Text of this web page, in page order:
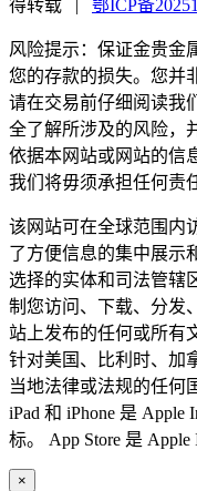
得转载 鄂ICP备
风险提示：保证金贵金
您的存款的损失。您并
请在交易前仔细阅读我
全了解所涉及的风险，
依据本网站或网站的信
我们将毋须承担任何责
该网站可在全球范围内
了方便信息的集中展示
选择的实体和司法管辖
制您访问、下载、分发
站上发布的任何或所有
针对美国、比利时、加
当地法律或法规的任何
iPad 和 iPhone 是
标。 App Store 是 Apple
×